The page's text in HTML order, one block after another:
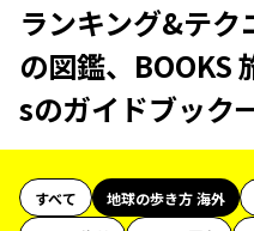
ランキング&テク
の図鑑、BOOKS
sのガイドブック
すべて 地球の歩き方 海外